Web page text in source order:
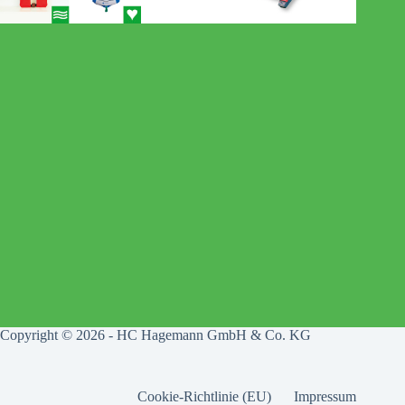
Copyright © 2026 - HC Hagemann GmbH & Co. KG
Cookie-Richtlinie (EU) Impressum